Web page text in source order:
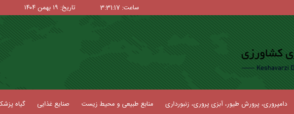
ساعت: 3:31:17 تاریخ: ۱۹ بهمن ۱۴۰۴
دامپروری، پرورش طیور، آبزی پروری، زنبورداری منابع طبیعی و محیط زیست صنایع غذایی گیاه